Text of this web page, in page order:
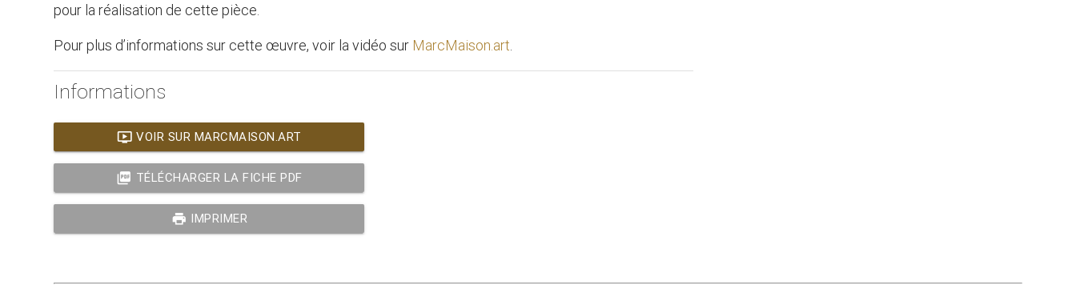
pour la réalisation de cette pièce.
Pour plus d’informations sur cette œuvre, voir la vidéo sur MarcMaison.art.
Informations
ondemand_video VOIR SUR MARCMAISON.ART
picture_as_pdf TÉLÉCHARGER LA FICHE PDF
print IMPRIMER